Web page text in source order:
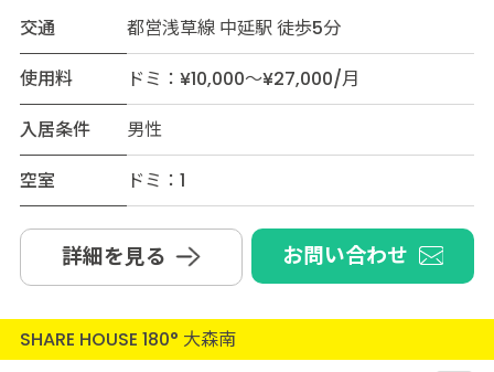
交通
都営浅草線 中延駅 徒歩5分
使用料
ドミ：¥10,000～¥27,000/月
入居条件
男性
空室
ドミ：1
詳細を見る お問い合わせ
SHARE HOUSE 180° 大森南